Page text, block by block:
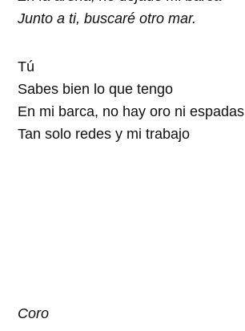
Junto a ti, buscaré otro mar.
Tú
Sabes bien lo que tengo
En mi barca, no hay oro ni espadas
Tan solo redes y mi trabajo
Coro